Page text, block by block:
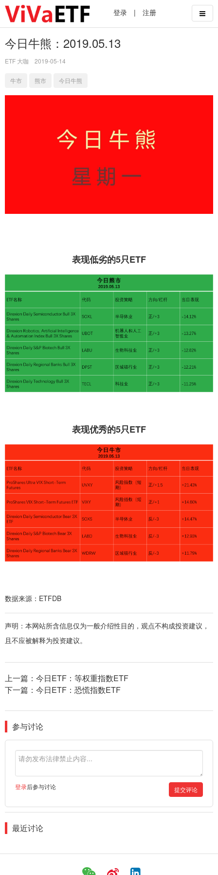
登录 | 注册
今日牛熊：2019.05.13
ETF 大咖 2019-05-14
牛市 熊市 今日牛熊
表现低劣的5只ETF
表现优秀的5只ETF
数据来源：ETFDB
声明：本网站所含信息仅为一般介绍性目的，观点不构成投资建议，
且不应被解释为投资建议。
上一篇： 今日ETF：等权重指数ETF
下一篇： 今日ETF：恐慌指数ETF
参与讨论
登录后参与讨论 提交评论
最近讨论